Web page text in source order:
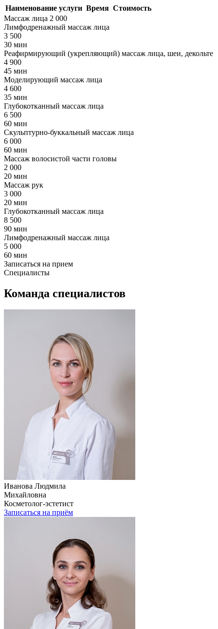
Наименование услуги Время Стоимость
Массаж лица 2 000
Лимфодренажный массаж лица
3 500
30 мин
Реафирмирующий (укрепляющий) массаж лица, шеи, декольте
4 900
45 мин
Моделирующий массаж лица
4 600
35 мин
Глубокотканный массаж лица
6 500
60 мин
Скульптурно-буккальный массаж лица
6 000
60 мин
Массаж волосистой части головы
2 000
20 мин
Массаж рук
3 000
20 мин
Глубокотканный массаж лица
8 500
90 мин
Лимфодренажный массаж лица
5 000
60 мин
Записаться на прием
Специалисты
Команда специалистов
Иванова Людмила
Михайловна
Косметолог-эстетист
Записаться на приём